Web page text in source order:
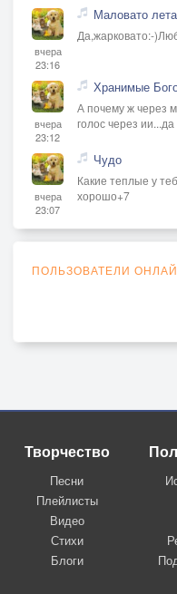
вчера
23:16
Маловато лета
Да,жарковато:-
вчера
23:12
Хранимые
А почему ж через
голос через
вчера
23:07
Чудо
Какие теплые у
хорошо+7
ПОЛЬЗОВАТЕЛИ
Творчество
Песни
Плейлисты
Видео
Стихи
Блоги